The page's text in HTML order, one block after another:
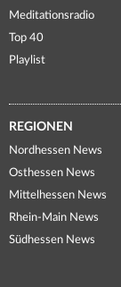
Meditationsradio
Top 40
Playlist
REGIONEN
Nordhessen News
Osthessen News
Mittelhessen News
Rhein-Main News
Südhessen News